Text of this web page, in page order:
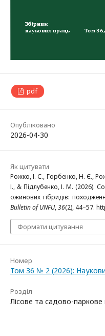
pdf
Опубліковано
2026-04-30
Як цитувати
Рожко, І. С., Горбенко, Н. Є.,
І., & Підлубенко, І. М. (2026).
ожинових гібридів:
Bulletin of UNFU,36(2), 44–57.
Формати цитування
Номер
Том 36 № 2 (2026):
Розділ
Лісове та садово-